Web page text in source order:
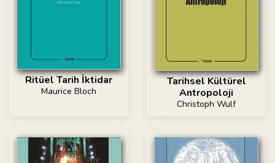
Ritüel Tarih İktidar
Maurice Bloch
Tarihsel Kültürel
Antropoloji
Christoph Wulf